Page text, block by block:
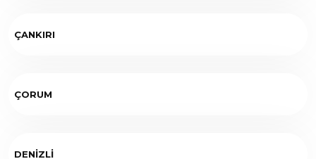
ÇANKIRI
ÇORUM
DENİZLİ